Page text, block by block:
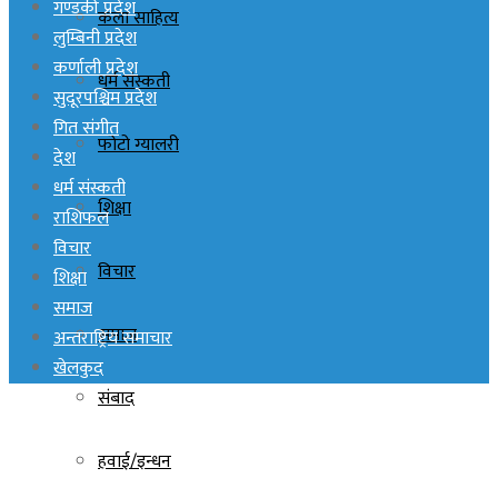
कला साहित्य
धर्म संस्कती
फोटो ग्यालरी
शिक्षा
विचार
समाज
संबाद
हवाई/इन्धन
गण्डकी प्रदेश
लुम्बिनी प्रदेश
कर्णाली प्रदेश
सुदूरपश्चिम प्रदेश
गित संगीत
देश
धर्म संस्कती
राशिफल
विचार
शिक्षा
समाज
अन्तराष्ट्रिय समाचार
खेलकुद